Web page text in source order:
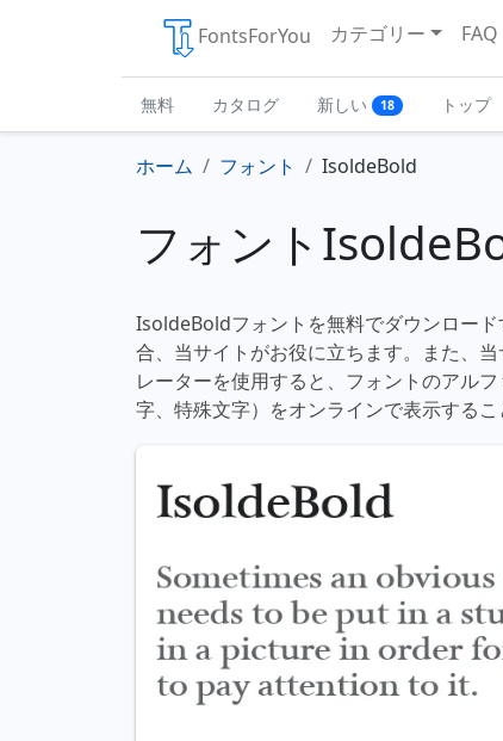
FontsForYou カテゴリー FAQ
無料 カタログ 新しい 18 トップ
ホーム フォント IsoldeBold
フォント
IsoldeBoldフォントを無料でダウンロー
合、当サイトがお役に立ちます。また、
レーターを使用すると、フォントのアル
字、特殊文字）をオンラインで表示するこ